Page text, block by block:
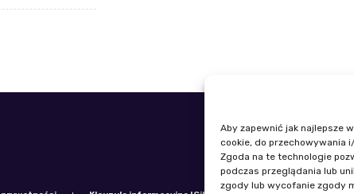
Aby zapewnić jak najlepsze
cookie, do przechowywania
Zgoda na te technologie
podczas przeglądania lub
zgody lub wycofanie zgody
Telefon: +48 22 329 19
E-mail: igik@igik.edu.pl